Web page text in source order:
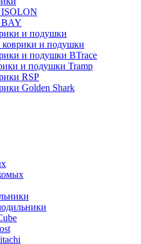
ISOLON
BAY
и подушки
и подушки
и подушки BTrace
и подушки Tramp
RSP
Golden Shark